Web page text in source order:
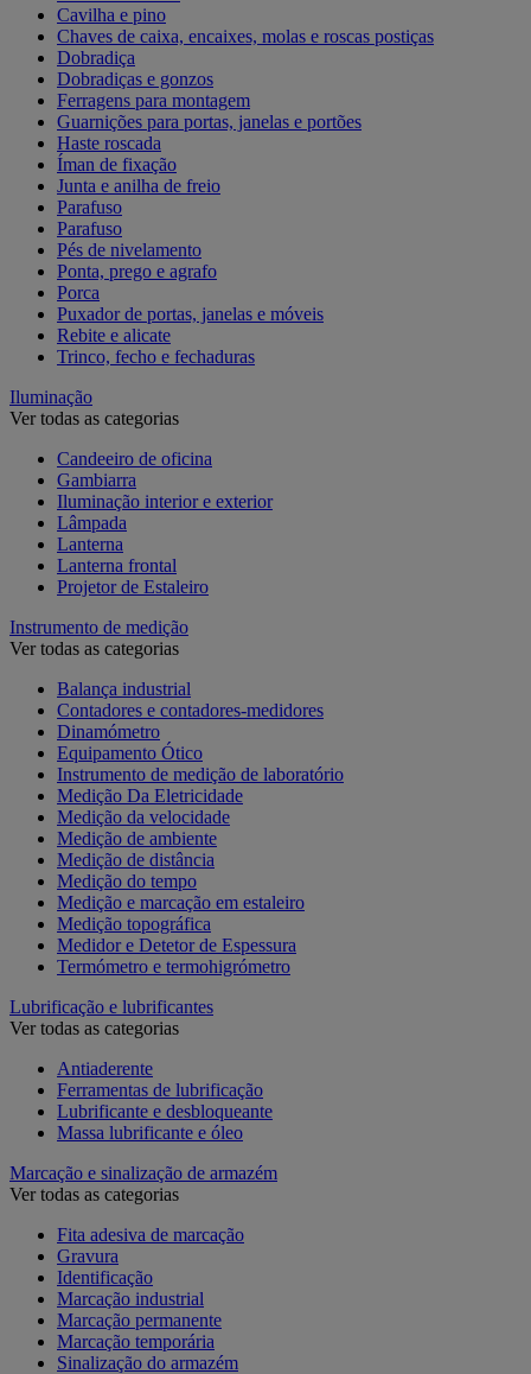
Cavilha e pino
Chaves de caixa, encaixes, molas e roscas postiças
Dobradiça
Dobradiças e gonzos
Ferragens para montagem
Guarnições para portas, janelas e portões
Haste roscada
Íman de fixação
Junta e anilha de freio
Parafuso
Parafuso
Pés de nivelamento
Ponta, prego e agrafo
Porca
Puxador de portas, janelas e móveis
Rebite e alicate
Trinco, fecho e fechaduras
Iluminação
Ver todas as categorias
Candeeiro de oficina
Gambiarra
Iluminação interior e exterior
Lâmpada
Lanterna
Lanterna frontal
Projetor de Estaleiro
Instrumento de medição
Ver todas as categorias
Balança industrial
Contadores e contadores-medidores
Dinamómetro
Equipamento Ótico
Instrumento de medição de laboratório
Medição Da Eletricidade
Medição da velocidade
Medição de ambiente
Medição de distância
Medição do tempo
Medição e marcação em estaleiro
Medição topográfica
Medidor e Detetor de Espessura
Termómetro e termohigrómetro
Lubrificação e lubrificantes
Ver todas as categorias
Antiaderente
Ferramentas de lubrificação
Lubrificante e desbloqueante
Massa lubrificante e óleo
Marcação e sinalização de armazém
Ver todas as categorias
Fita adesiva de marcação
Gravura
Identificação
Marcação industrial
Marcação permanente
Marcação temporária
Sinalização do armazém